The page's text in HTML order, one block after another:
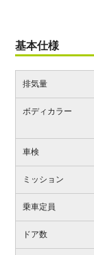
基本仕様
排気量
ボディカラー
車検
ミッション
乗車定員
ドア数